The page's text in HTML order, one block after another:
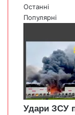
Останні
Популярні
Удари ЗСУ